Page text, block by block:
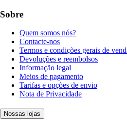
Sobre
Quem somos nós?
Contacte-nos
Termos e condições gerais de
Devoluções e reembolsos
Informação legal
Meios de pagamento
Tarifas e opções de envio
Nota de Privacidade
Nossas lojas